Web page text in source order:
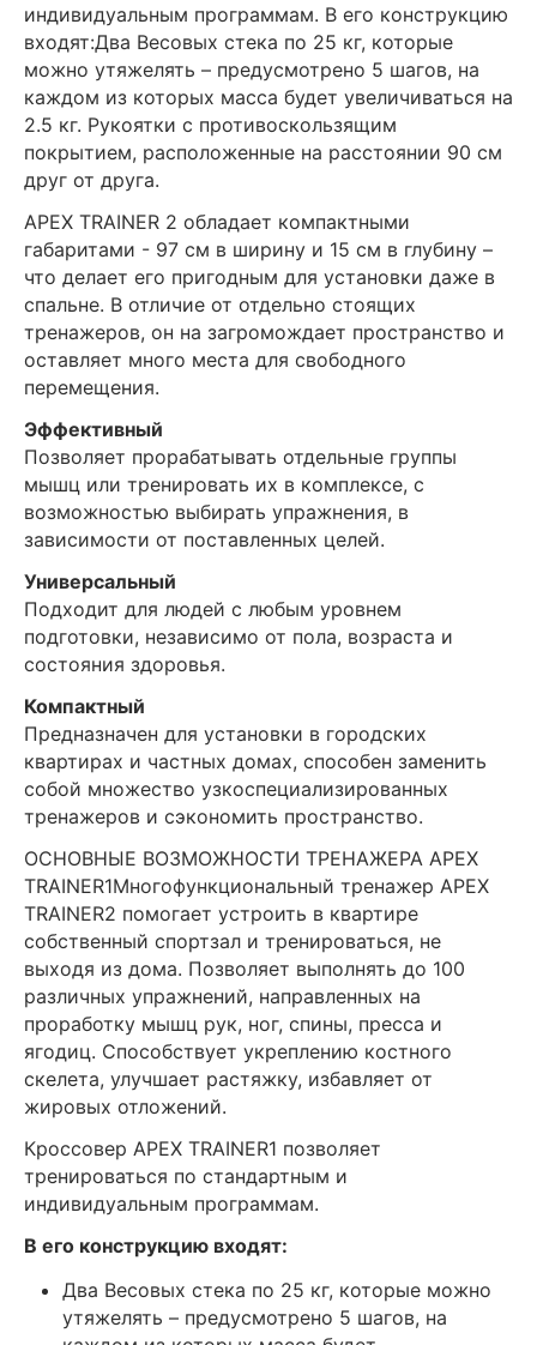
индивидуальным программам. В его конструкцию
входят:Два Весовых стека по 25 кг, которые
можно утяжелять – предусмотрено 5 шагов, на
каждом из которых масса будет увеличиваться на
2.5 кг. Рукоятки с противоскользящим
покрытием, расположенные на расстоянии 90 см
друг от друга.
APEX TRAINER 2 обладает компактными
габаритами - 97 см в ширину и 15 см в глубину –
что делает его пригодным для установки даже в
спальне. В отличие от отдельно стоящих
тренажеров, он на загромождает пространство и
оставляет много места для свободного
перемещения.
Эффективный
Позволяет прорабатывать отдельные группы
мышц или тренировать их в комплексе, с
возможностью выбирать упражнения, в
зависимости от поставленных целей.
Универсальный
Подходит для людей с любым уровнем
подготовки, независимо от пола, возраста и
состояния здоровья.
Компактный
Предназначен для установки в городских
квартирах и частных домах, способен заменить
собой множество узкоспециализированных
тренажеров и сэкономить пространство.
ОСНОВНЫЕ ВОЗМОЖНОСТИ ТРЕНАЖЕРА APEX
TRAINER1Многофункциональный тренажер APEX
TRAINER2 помогает устроить в квартире
собственный спортзал и тренироваться, не
выходя из дома. Позволяет выполнять до 100
различных упражнений, направленных на
проработку мышц рук, ног, спины, пресса и
ягодиц. Способствует укреплению костного
скелета, улучшает растяжку, избавляет от
жировых отложений.
Кроссовер APEX TRAINER1 позволяет
тренироваться по стандартным и
индивидуальным программам.
В его конструкцию входят:
Два Весовых стека по 25 кг, которые можно
утяжелять – предусмотрено 5 шагов, на